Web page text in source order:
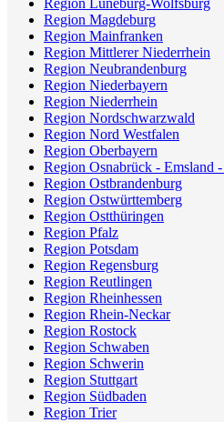
Region Lüneburg-Wolfsburg
Region Magdeburg
Region Mainfranken
Region Mittlerer Niederrhein
Region Neubrandenburg
Region Niederbayern
Region Niederrhein
Region Nordschwarzwald
Region Nord Westfalen
Region Oberbayern
Region Osnabrück - Emsland
Region Ostbrandenburg
Region Ostwürttemberg
Region Ostthüringen
Region Pfalz
Region Potsdam
Region Regensburg
Region Reutlingen
Region Rheinhessen
Region Rhein-Neckar
Region Rostock
Region Schwaben
Region Schwerin
Region Stuttgart
Region Südbaden
Region Trier